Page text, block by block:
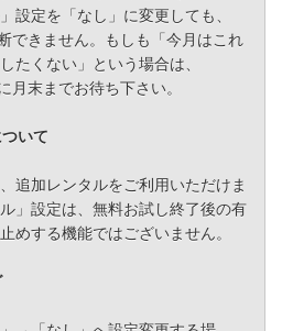
設定を「なし」に変更しても、
できません。もしも「今月はこれ
たくない」という場合は、
月末までお待ち下さい。
いて
追加レンタルをご利用いただけま
」設定は、無料お試し終了後の有
めする機能ではございません。